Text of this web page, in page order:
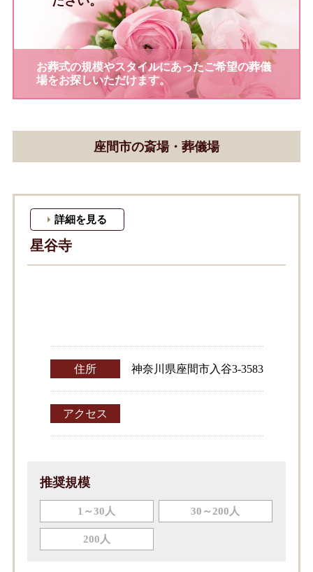
お葬式の規模やスタイルにあったご希望の葬儀
場をお探しいただけます。
座間市の斎場・葬儀場
星谷寺
詳細を見る
住所 神奈川県座間市入谷3-3583
アクセス
推奨規模
1～30人 30～200人
200人